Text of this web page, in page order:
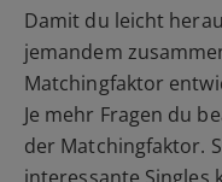
Damit du leicht
jemandem
Matchingfaktor
Je mehr Fragen du
der Matchingfaktor.